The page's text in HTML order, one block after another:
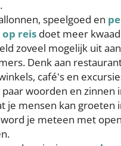
speelgoed en
reis doet meer
zoveel mogelijk uit
Denk aan
café's en
woorden en zinnen
je mensen kan groeten
word je meteen met